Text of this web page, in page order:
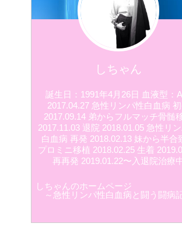
しちゃん
誕生日：1991年4月26日 血液型：
2017.04.27 急性リンパ性白血病
2017.09.14 弟からフルマッチ骨髄
2017.11.03 退院 2018.01.05 急性リ
白血病 再発 2018.02.13 妹から半合
プロミニ移植 2018.02.25 生着
再再発 2019.01.22〜入退院治療
しちゃんのホームペ
～急性リンパ性白血病と闘う闘病